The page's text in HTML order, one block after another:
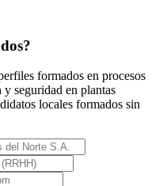
formados en procesos
seguridad en plantas
locales formados sin